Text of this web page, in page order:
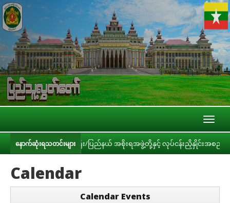
နောက်ဆုံးရသတင်းများ
များ၊ တိုင်းဒေသကြီး/ပြည်နယ် အစိုးရအဖွဲ့တို့နှင့် လုပ်ငန်းညှိနှိုင်းအစည်းအဝေး
Calendar
Calendar Events